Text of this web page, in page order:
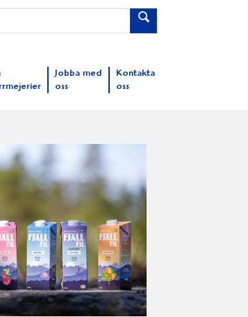
Jobba med
oss
Kontakta
oss